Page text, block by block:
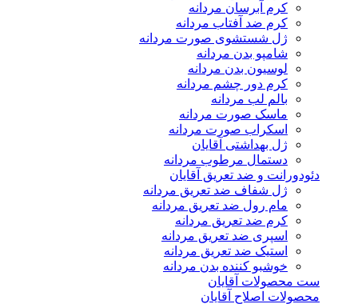
کرم آبرسان مردانه
کرم ضد آفتاب مردانه
ژل شستشوی صورت مردانه
شامپو بدن مردانه
لوسیون بدن مردانه
کرم دور چشم مردانه
بالم لب مردانه
ماسک صورت مردانه
اسکراب صورت مردانه
ژل بهداشتی آقایان
دستمال مرطوب مردانه
دئودورانت و ضد تعریق آقایان
ژل شفاف ضد تعریق مردانه
مام رول ضد تعریق مردانه
کرم ضد تعریق مردانه
اسپری ضد تعریق مردانه
استیک ضد تعریق مردانه
خوشبو کننده بدن مردانه
ست محصولات آقایان
محصولات اصلاح آقایان